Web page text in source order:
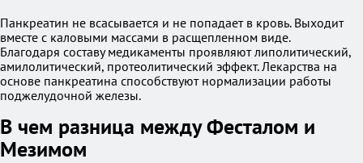
Панкреатин не всасывается и не попадает в кровь. Выходит
вместе с каловыми массами в расщепленном виде.
Благодаря составу медикаменты проявляют липолитический,
амилолитический, протеолитический эффект. Лекарства на
основе панкреатина способствуют нормализации работы
поджелудочной железы.
В чем разница между Фесталом и
Мезимом